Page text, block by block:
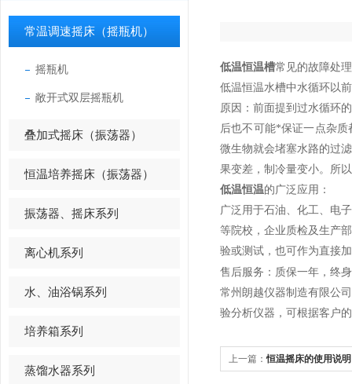
常温调速摇床（摇瓶机）
摇瓶机
敞开式双层摇瓶机
叠加式摇床（振荡器）
恒温培养摇床（振荡器）
振荡器、摇床系列
离心机系列
水、油浴锅系列
培养箱系列
蒸馏水器系列
低温恒温槽常见的故障处
低温恒温水槽中水循环以
原因：前面提到过水循环
后也不可能*保证一点杂
微生物就会堵塞水路的过
果变差，制冷量变小。所
低温恒温的广泛应用：
广泛用于石油、化工、电
等院校，企业质检及生产
验或测试，也可作为直接
售后服务：质保一年，终
常州朗越仪器制造有限公
验分析仪器，可根据客户
上一篇：恒温摇床的使用说明